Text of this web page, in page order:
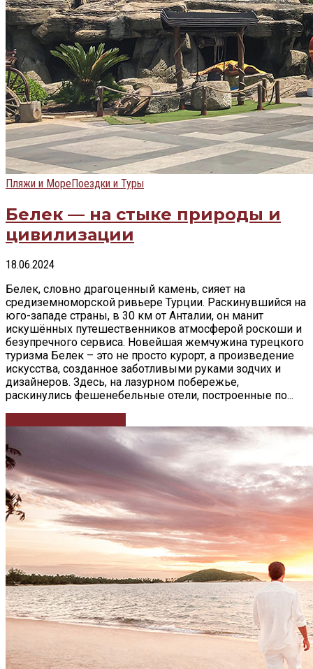
Пляжи и МореПоездки и Туры
Белек — на стыке природы и
цивилизации
18.06.2024
Белек, словно драгоценный камень, сияет на
средиземноморской ривьере Турции. Раскинувшийся на
юго-западе страны, в 30 км от Анталии, он манит
искушённых путешественников атмосферой роскоши и
безупречного сервиса. Новейшая жемчужина турецкого
туризма Белек – это не просто курорт, а произведение
искусства, созданное заботливыми руками зодчих и
дизайнеров. Здесь, на лазурном побережье,
раскинулись фешенебельные отели, построенные по...